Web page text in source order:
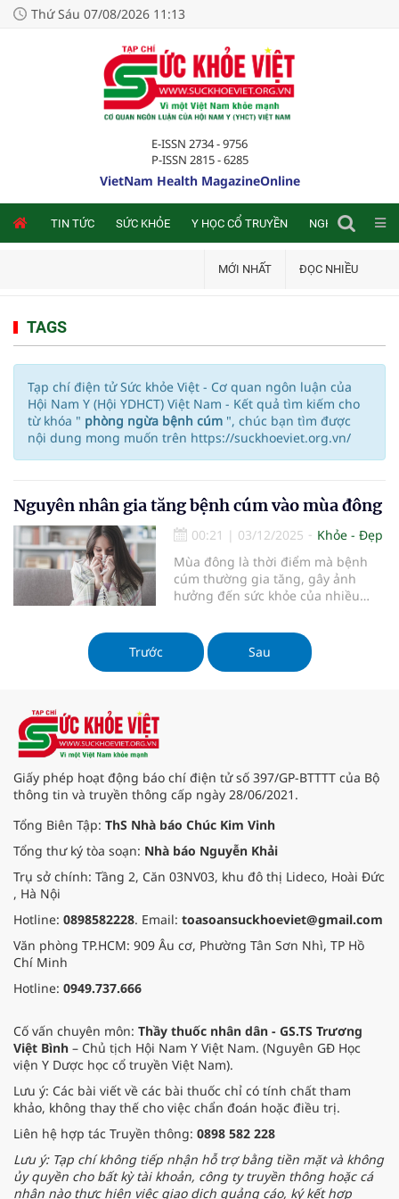
Thứ Sáu 07/08/2026 11:13
E-ISSN 2734 - 9756
P-ISSN 2815 - 6285
VietNam Health MagazineOnline
TIN TỨC SỨC KHỎE Y HỌC CỔ TRUYỀN NGHIÊN CỨU
MỚI NHẤT ĐỌC NHIỀU
TAGS
Tạp chí điện tử Sức khỏe Việt - Cơ quan ngôn luận của
Hội Nam Y (Hội YDHCT) Việt Nam - Kết quả tìm kiếm cho
từ khóa " phòng ngừa bệnh cúm ", chúc bạn tìm được
nội dung mong muốn trên https://suckhoeviet.org.vn/
Nguyên nhân gia tăng bệnh cúm vào mùa đông
00:21 | 03/12/2025
Khỏe - Đẹp
Mùa đông là thời điểm mà bệnh
cúm thường gia tăng, gây ảnh
hưởng đến sức khỏe của nhiều
sẽ tìm hiểu về nguyên nhân gia
tăng bệnh cúm vào mùa đông, từ
đó giúp bạn có những biện pháp
Trước Sau
Giấy phép hoạt động báo chí điện tử số 397/GP-BTTTT của Bộ
thông tin và truyền thông cấp ngày 28/06/2021.
Tổng Biên Tập: ThS Nhà báo Chúc Kim Vinh
Tổng thư ký tòa soạn: Nhà báo Nguyễn Khải
Trụ sở chính: Tầng 2, Căn 03NV03, khu đô thị Lideco, Hoài Đức
, Hà Nội
Hotline: 0898582228. Email: toasoansuckhoeviet@gmail.com
Văn phòng TP.HCM: 909 Âu cơ, Phường Tân Sơn Nhì, TP Hồ
Chí Minh
Hotline: 0949.737.666
Cố vấn chuyên môn: Thầy thuốc nhân dân - GS.TS Trương
Việt Bình – Chủ tịch Hội Nam Y Việt Nam. (Nguyên GĐ Học
viện Y Dược học cổ truyền Việt Nam).
Lưu ý: Các bài viết về các bài thuốc chỉ có tính chất tham
khảo, không thay thế cho việc chẩn đoán hoặc điều trị.
Liên hệ hợp tác Truyền thông: 0898 582 228
Lưu ý: Tạp chí không tiếp nhận hỗ trợ bằng tiền mặt và không
ủy quyền cho bất kỳ tài khoản, công ty truyền thông hoặc cá
nhân nào thực hiện việc giao dịch quảng cáo, ký kết hợp